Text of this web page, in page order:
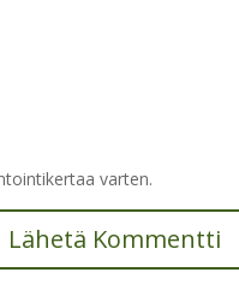
varten.